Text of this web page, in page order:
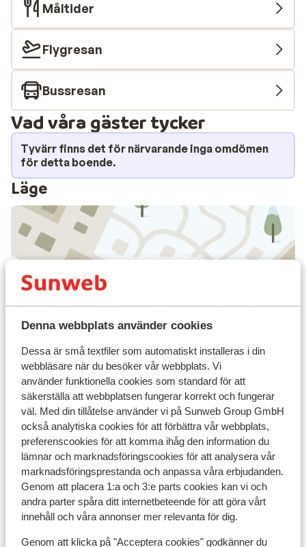
Denna webbplats använder cookies
Dessa är små textfiler som automatiskt installeras i din
webbläsare när du besöker vår webbplats. Vi
använder funktionella cookies som standard för att
säkerställa att webbplatsen fungerar korrekt och fungerar
väl. Med din tillåtelse använder vi på Sunweb Group GmbH
också analytiska cookies för att förbättra vår webbplats,
preferenscookies för att komma ihåg den information du
lämnar och marknadsföringscookies för att analysera vår
marknadsföringsprestanda och anpassa våra erbjudanden.
Genom att placera 1:a och 3:e parts cookies kan vi och
andra parter spåra ditt internetbeteende för att göra vårt
innehåll och våra annonser mer relevanta för dig.
Genom att klicka på "Acceptera cookies" godkänner du
Måltider
Flygresan
Bussresan
Vad våra gäster tycker
Tyvärr finns det för närvarande inga omdömen
för detta boende.
Läge
I området
Avstånd till centrum: ca 800 m
Avstånd till skidlift ca 50 m
Närmaste butiker ca 800 m
Närmaste kiosk ca 1 km
Lugnt läge
På en lätt sluttande väg
Liftkort/Utrustning/Skidskola
Liftkort